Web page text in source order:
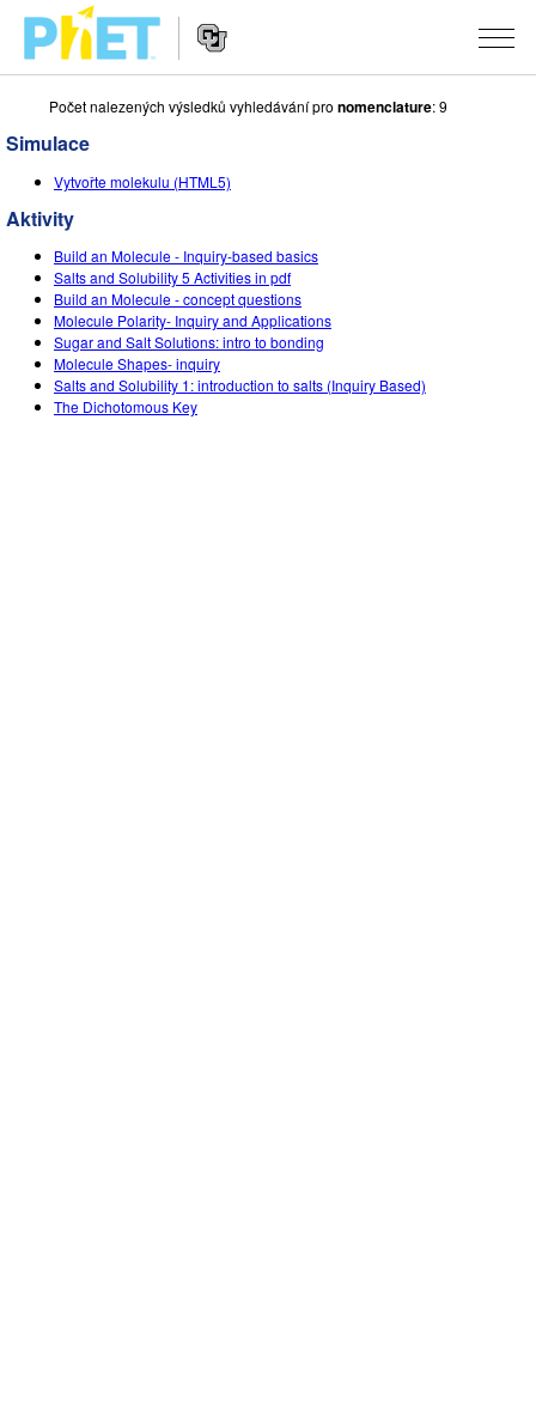
Vyhledávání
webu
PhET
Navigation
SIMULACE
Všechny simulace
Fyzika
Matematika
Chemie
Přírodověda
STUDIO
About Studio
Customizable Sims
Start a Free Trial
Purchase a License
VÝUKA
Procházet materiály
Sdílejte své aktivity
Activity Contribution Guidelines
VÝZKUM
INICIATIVY
Inkluzivní design
PŘIHLÁSIT SE / REGISTROVAT
Počet nalezených výsledků vyhledávání pro nomenclature: 9
Simulace
Vytvořte molekulu (HTML5)
Aktivity
Build an Molecule - Inquiry-based basics
Salts and Solubility 5 Activities in pdf
Build an Molecule - concept questions
Molecule Polarity- Inquiry and Applications
Sugar and Salt Solutions: intro to bonding
Molecule Shapes- inquiry
Salts and Solubility 1: introduction to salts (Inquiry Based)
The Dichotomous Key